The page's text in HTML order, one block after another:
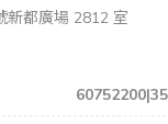
新都廣場 2812 室